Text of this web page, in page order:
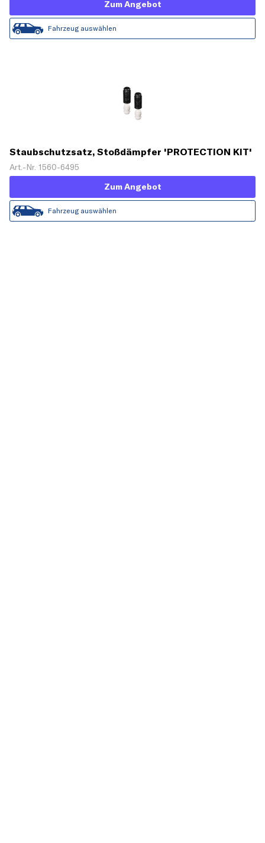
Zum Angebot
Fahrzeug auswählen
Staubschutzsatz, Stoßdämpfer 'PROTECTION KIT'
Art.-Nr. 1560-6495
Zum Angebot
Fahrzeug auswählen